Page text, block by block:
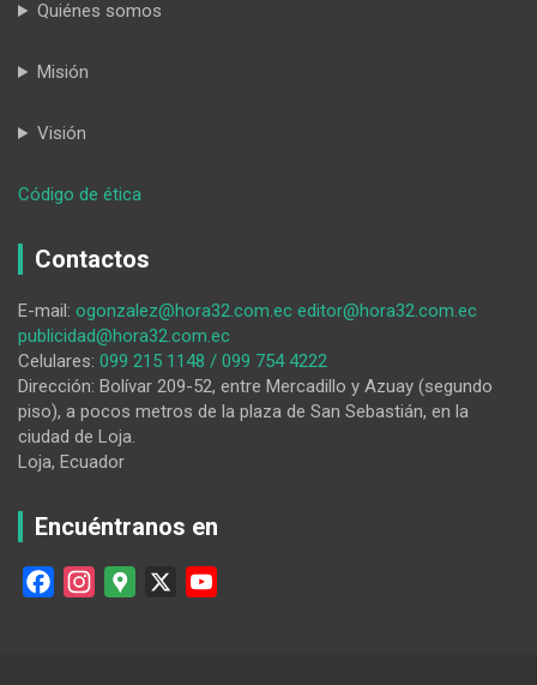
Quiénes somos
Misión
Visión
Código de ética
de
cancha
se
fortalece
en
el
Contactos
E-mail: ogonzalez@hora32.com.ec editor@hora32.com.ec
publicidad@hora32.com.ec
Celulares: 099 215 1148 / 099 754 4222
Dirección: Bolívar 209-52, entre Mercadillo y Azuay (segundo
piso), a pocos metros de la plaza de San Sebastián, en la
ciudad de Loja.
Loja, Ecuador
Encuéntranos en